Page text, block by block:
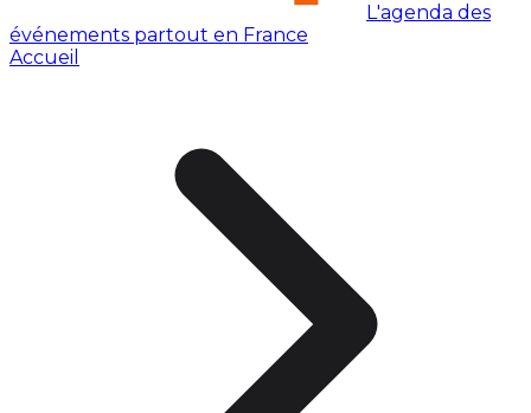
L'agenda des
événements partout en France
Accueil